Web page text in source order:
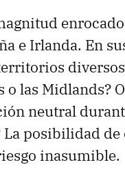
e Irlanda. En
o las Midlands?
neutral
La posibilidad
inasumible.